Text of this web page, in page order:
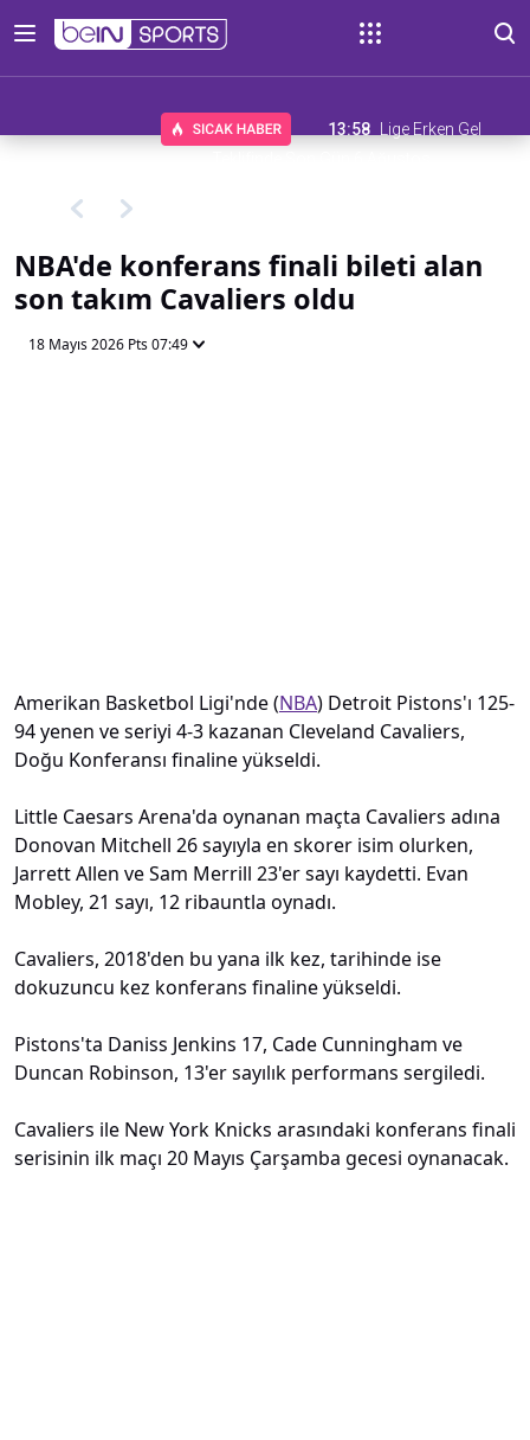
13:58
Lige Erken Gel
NBA'de konferans finali bileti alan
son takım Cavaliers oldu
18 Mayıs 2026 Pts 07:49
Amerikan Basketbol Ligi'nde (NBA) Detroit Pistons'ı 125-
94 yenen ve seriyi 4-3 kazanan Cleveland Cavaliers,
Doğu Konferansı finaline yükseldi.
Little Caesars Arena'da oynanan maçta Cavaliers adına
Donovan Mitchell 26 sayıyla en skorer isim olurken,
Jarrett Allen ve Sam Merrill 23'er sayı kaydetti. Evan
Mobley, 21 sayı, 12 ribauntla oynadı.
Cavaliers, 2018'den bu yana ilk kez, tarihinde ise
dokuzuncu kez konferans finaline yükseldi.
Pistons'ta Daniss Jenkins 17, Cade Cunningham ve
Duncan Robinson, 13'er sayılık performans sergiledi.
Cavaliers ile New York Knicks arasındaki konferans finali
serisinin ilk maçı 20 Mayıs Çarşamba gecesi oynanacak.